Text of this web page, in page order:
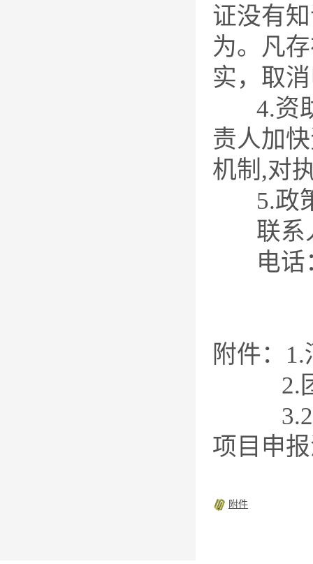
证没有
为。凡
实，取
4.资助
责人加
机制,对
5.政策
联系
电话：
附件：
2.团
项目申
附件